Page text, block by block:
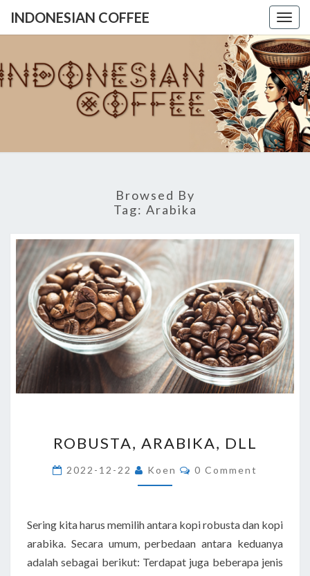
INDONESIAN COFFEE
Browsed By
Tag: Arabika
ARABIKA,
DLL
ROBUSTA, ARABIKA, DLL
2022-12-22 Koen Comments
0 Comment
Sering kita harus memilih antara kopi robusta dan kopi
arabika. Secara umum, perbedaan antara keduanya
adalah sebagai berikut: Terdapat juga beberapa jenis